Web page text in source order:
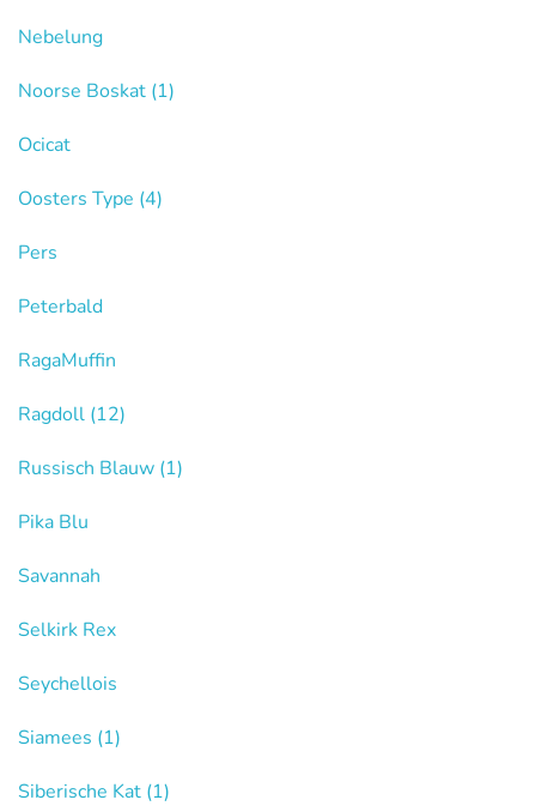
Nebelung
Noorse Boskat (1)
Ocicat
Oosters Type (4)
Pers
Peterbald
RagaMuffin
Ragdoll (12)
Russisch Blauw (1)
Pika Blu
Savannah
Selkirk Rex
Seychellois
Siamees (1)
Siberische Kat (1)